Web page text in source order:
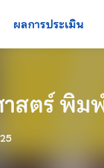
ผลการประเมิน
สตร์ พิม